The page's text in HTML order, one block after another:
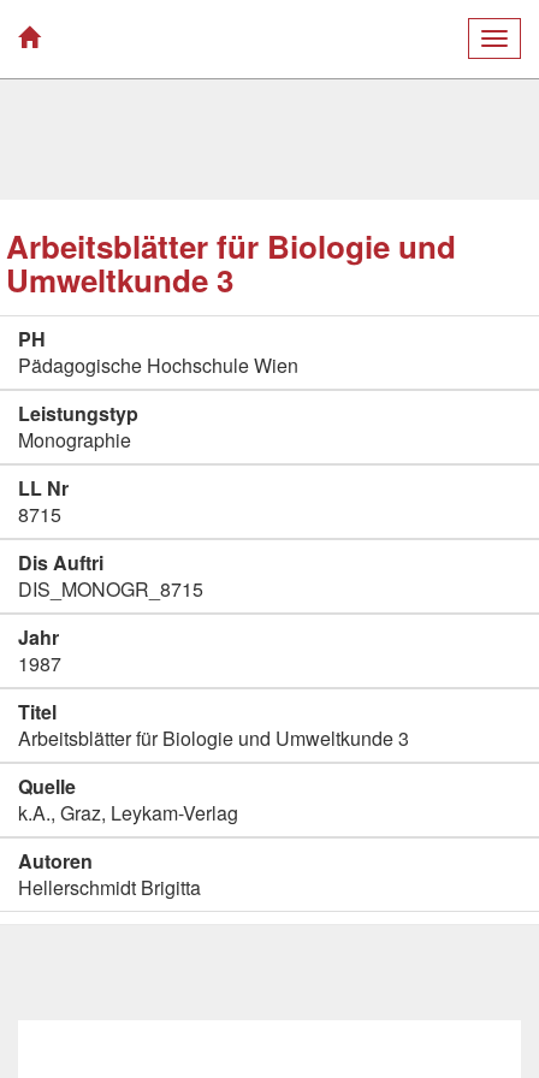
Arbeitsblätter für Biologie und
Umweltkunde 3
PH
Pädagogische Hochschule Wien
Leistungstyp
Monographie
LL Nr
8715
Dis Auftri
DIS_MONOGR_8715
Jahr
1987
Titel
Arbeitsblätter für Biologie und Umweltkunde 3
Quelle
k.A., Graz, Leykam-Verlag
Autoren
Hellerschmidt Brigitta